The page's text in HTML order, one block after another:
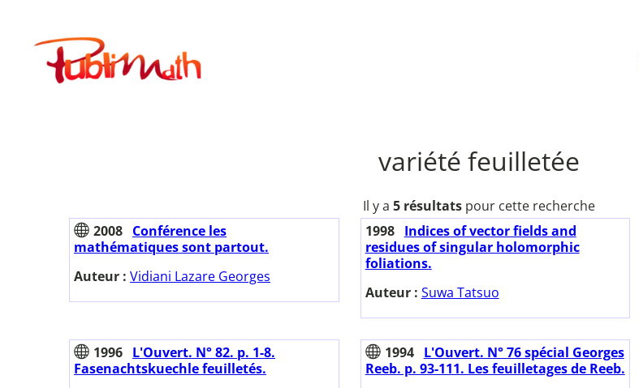
contenuPublimath
variété feuilletée
Il y a 5 résultats pour cette recherche
2008 Conférence les
mathématiques sont partout.
Auteur : Vidiani Lazare Georges
1998
Indices of vector fields and
residues of singular holomorphic
foliations.
Auteur : Suwa Tatsuo
1996 L'Ouvert. N° 82. p. 1-8.
Fasenachtskuechle feuilletés.
1994
L'Ouvert. N° 76 spécial Georges
Reeb. p. 93-111. Les feuilletages de Reeb.